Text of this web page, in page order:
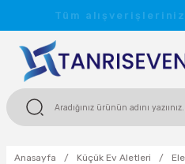
Tüm
Anasayfa Küçük Ev Aletleri